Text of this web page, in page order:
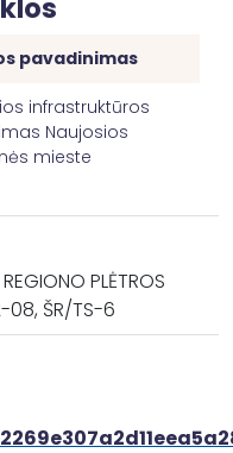
asmenys 5500,00
pavadinimas
infrastruktūros
Naujosios
mieste
PLĖTROS
08, ŠR/TS-6